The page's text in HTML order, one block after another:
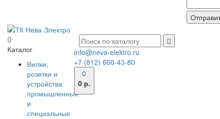
Каталог
Вилки,
розетки и
устройства
промышленные
и
специальные
info@neva-elektro.ru
+7 (812) 600-43-80
0
0 р.